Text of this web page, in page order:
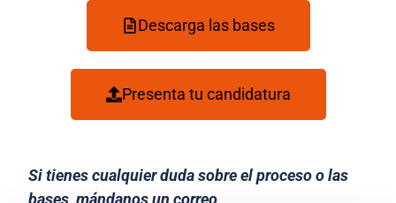
Descarga las bases
Presenta tu candidatura
Si tienes cualquier duda sobre el proceso o las
bases, mándanos un correo